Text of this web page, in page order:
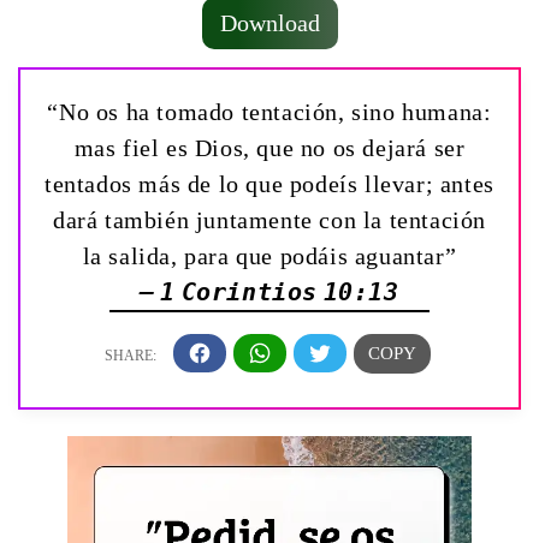
Download
“No os ha tomado tentación, sino humana:
mas fiel es Dios, que no os dejará ser
tentados más de lo que podeís llevar; antes
dará también juntamente con la tentación
la salida, para que podáis aguantar”
— 1 Corintios 10:13